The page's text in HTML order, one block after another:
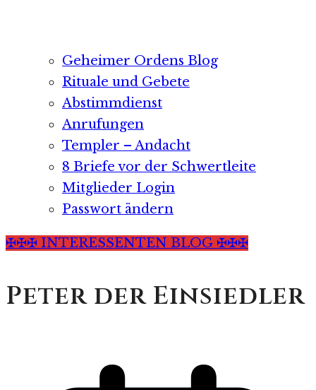
Geheimer Ordens Blog
Rituale und Gebete
Abstimmdienst
Anrufungen
Templer – Andacht
8 Briefe vor der Schwertleite
Mitglieder Login
Passwort ändern
✠✠✠ INTERESSENTEN BLOG ✠✠✠
Peter der Einsiedler